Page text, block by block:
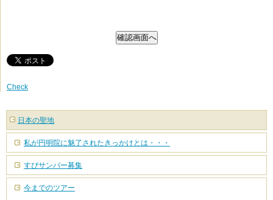
Check
日本の聖地
私が円明院に魅了されたきっかけとは・・・
すぴサンパー募集
今までのツアー